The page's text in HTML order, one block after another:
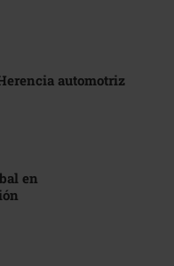
automotriz
en